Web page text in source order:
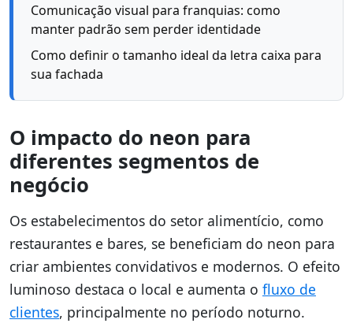
Comunicação visual para franquias: como
manter padrão sem perder identidade
Como definir o tamanho ideal da letra caixa para
sua fachada
O impacto do neon para
diferentes segmentos de
negócio
Os estabelecimentos do setor alimentício, como
restaurantes e bares, se beneficiam do neon para
criar ambientes convidativos e modernos. O efeito
luminoso destaca o local e aumenta o fluxo de
clientes, principalmente no período noturno.